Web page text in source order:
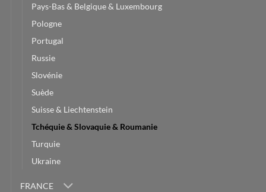
Pays-Bas & Belgique & Luxembourg
Pologne
Portugal
Russie
Slovénie
Suède
Suisse & Liechtenstein
Tchéquie & Slovaquie & Roumanie
Turquie
Ukraine
FRANCE